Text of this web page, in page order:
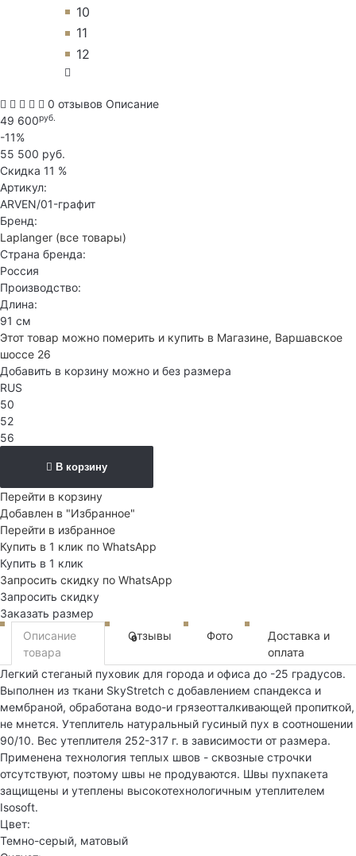
10
11
12
0 отзывов Описание
49 600руб.
-11%
55 500 руб.
Скидка 11 %
Артикул:
ARVEN/01-графит
Бренд:
Laplanger (все товары)
Страна бренда:
Россия
Производство:
Длина:
91 см
Этот товар можно померить и купить в Магазине, Варшавское
шоссе 26
Добавить в корзину можно и без размера
RUS
50
52
56
В корзину
Перейти в корзину
Добавлен в "Избранное"
Перейти в избранное
Купить в 1 клик по WhatsApp
Купить в 1 клик
Запросить скидку по WhatsApp
Запросить скидку
Заказать размер
Описание
товара
Отзывы
0 Фото
Доставка и
оплата
Легкий стеганый пуховик для города и офиса до -25 градусов.
Выполнен из ткани SkyStretch с добавлением спандекса и
мембраной, обработана водо-и грязеотталкивающей пропиткой,
не мнется. Утеплитель натуральный гусиный пух в соотношении
90/10. Вес утеплителя 252-317 г. в зависимости от размера.
Применена технология теплых швов - сквозные строчки
отсутствуют, поэтому швы не продуваются. Швы пухпакета
защищены и утеплены высокотехнологичным утеплителем
Isosoft.
Цвет:
Темно-серый, матовый